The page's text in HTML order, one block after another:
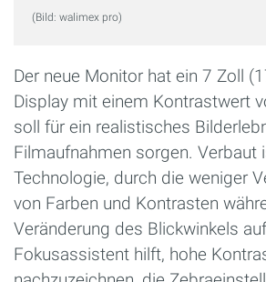
(Bild: walimex pro)
Der neue Monitor hat ein 7 Zoll
Display mit einem Kontrastwert
soll für ein realistisches
Filmaufnahmen sorgen. Verbaut
Technologie, durch die weniger
von Farben und Kontrasten
Veränderung des Blickwinkels
Fokusassistent hilft, hohe